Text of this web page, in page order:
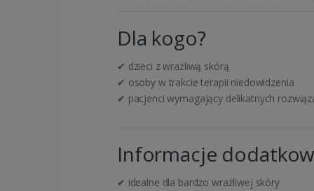
Dla kogo?
✔ dzieci z wrażliwą skórą
✔ osoby w trakcie terapii niedowidzenia
✔ pacjenci wymagający delikatnych
Informacje
✔ idealne dla bardzo wrażliwej skóry